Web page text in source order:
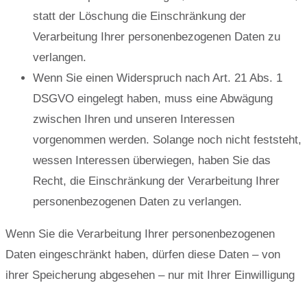
statt der Löschung die Einschränkung der
Verarbeitung Ihrer personenbezogenen Daten zu
verlangen.
Wenn Sie einen Widerspruch nach Art. 21 Abs. 1
DSGVO eingelegt haben, muss eine Abwägung
zwischen Ihren und unseren Interessen
vorgenommen werden. Solange noch nicht feststeht,
wessen Interessen überwiegen, haben Sie das
Recht, die Einschränkung der Verarbeitung Ihrer
personenbezogenen Daten zu verlangen.
Wenn Sie die Verarbeitung Ihrer personenbezogenen
Daten eingeschränkt haben, dürfen diese Daten – von
ihrer Speicherung abgesehen – nur mit Ihrer Einwilligung